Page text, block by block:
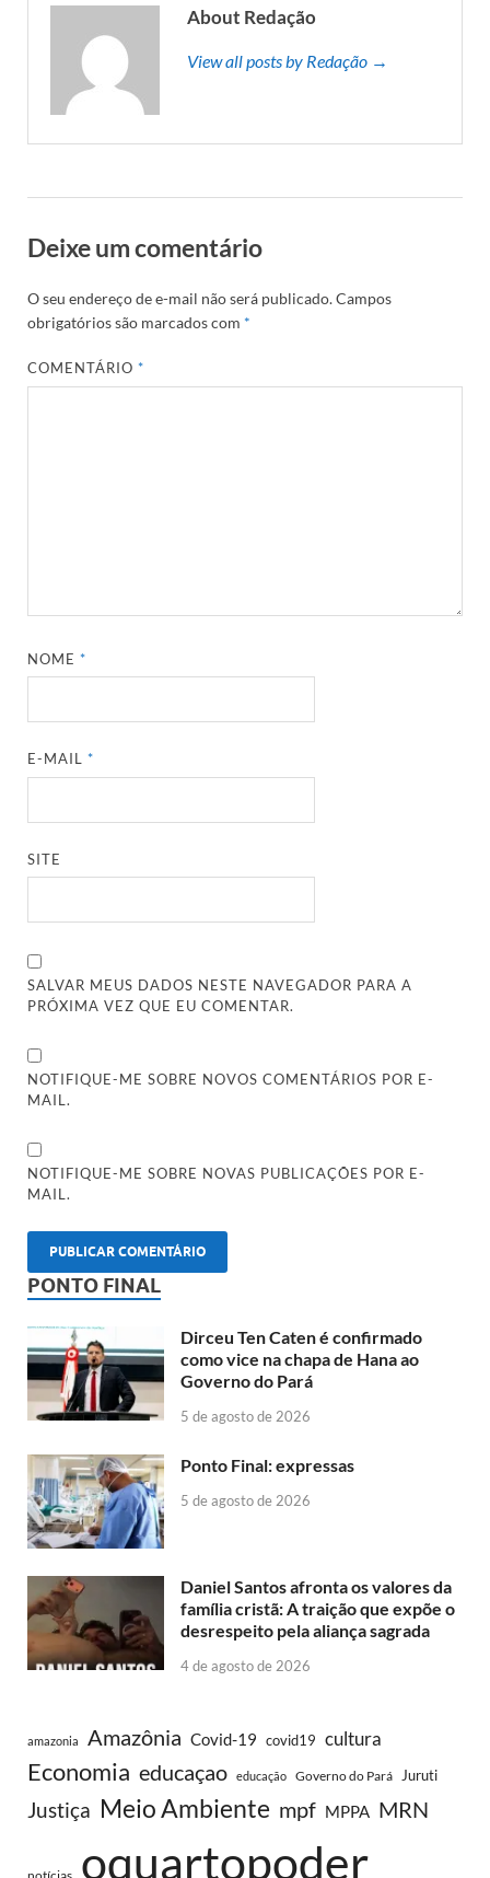
About Redação
View all posts by Redação →
Deixe um comentário
O seu endereço de e-mail não será publicado.Campos
obrigatórios são marcados com *
COMENTÁRIO*
NOME*
E-MAIL*
SITE
SALVAR MEUS DADOS NESTE NAVEGADOR PARA A
PRÓXIMA VEZ QUE EU COMENTAR.
NOTIFIQUE-ME SOBRE NOVOS COMENTÁRIOS POR E-
MAIL.
NOTIFIQUE-ME SOBRE NOVAS PUBLICAÇÕES POR E-
MAIL.
PONTO FINAL
Dirceu Ten Caten é confirmado
como vice na chapa de Hana ao
Governo do Pará
5 de agosto de 2026
Ponto Final: expressas
5 de agosto de 2026
Daniel Santos afronta os valores da
família cristã: A traição que expõe o
desrespeito pela aliança sagrada
4 de agosto de 2026
amazonia Amazônia Covid-19 covid19 cultura
Economia educaçao educação Governo do Pará Juruti
Justiça Meio Ambiente mpf MPPA MRN
oquartopoder